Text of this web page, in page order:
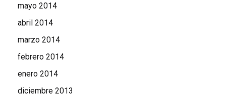
mayo 2014
abril 2014
marzo 2014
febrero 2014
enero 2014
diciembre 2013